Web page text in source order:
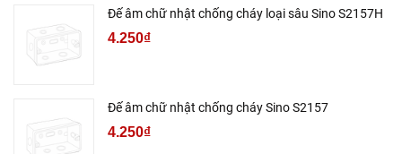
Đế âm chữ nhật chống cháy loại sâu Sino S2157H
4.250₫
Đế âm chữ nhật chống cháy Sino S2157
4.250₫